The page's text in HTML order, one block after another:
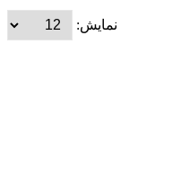
نمایش: